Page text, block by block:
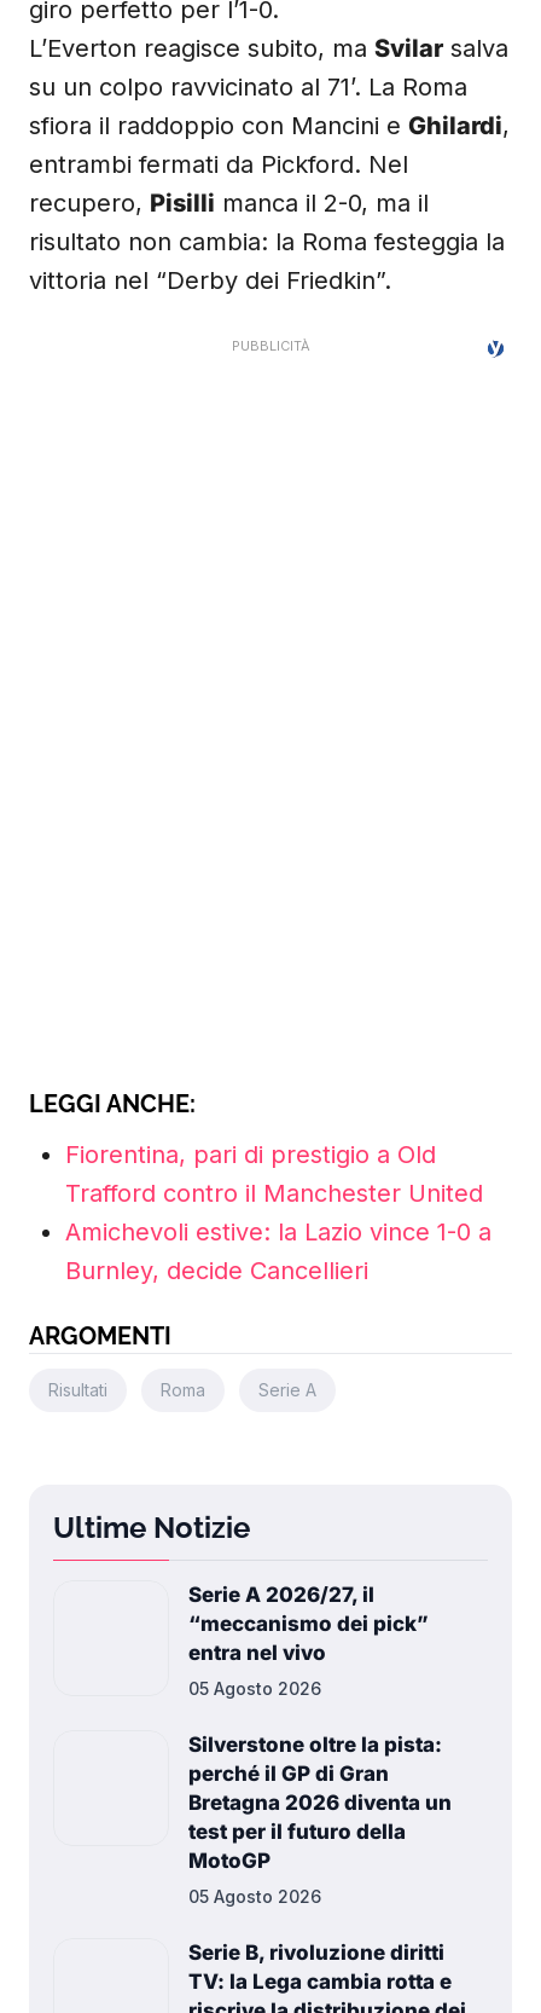
giro perfetto per l’1-0.
L’Everton reagisce subito, ma Svilar salva
su un colpo ravvicinato al 71’. La Roma
sfiora il raddoppio con Mancini e Ghilardi,
entrambi fermati da Pickford. Nel
recupero, Pisilli manca il 2-0, ma il
risultato non cambia: la Roma festeggia la
vittoria nel “Derby dei Friedkin”.
LEGGI ANCHE:
Fiorentina, pari di prestigio a Old
Trafford contro il Manchester United
Amichevoli estive: la Lazio vince 1-0 a
Burnley, decide Cancellieri
ARGOMENTI
Risultati Roma Serie A
Ultime Notizie
Serie A 2026/27, il
“meccanismo dei pick”
entra nel vivo
05 Agosto 2026
Silverstone oltre la pista:
perché il GP di Gran
Bretagna 2026 diventa un
test per il futuro della
MotoGP
05 Agosto 2026
Serie B, rivoluzione diritti
TV: la Lega cambia rotta e